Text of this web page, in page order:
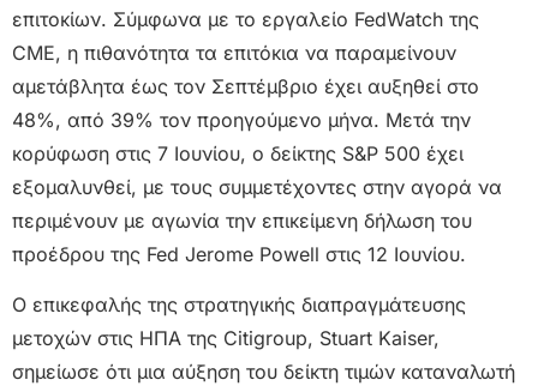
επιτοκίων. Σύμφωνα με το εργαλείο FedWatch της
CME, η πιθανότητα τα επιτόκια να παραμείνουν
αμετάβλητα έως τον Σεπτέμβριο έχει αυξηθεί στο
48%, από 39% τον προηγούμενο μήνα. Μετά την
κορύφωση στις 7 Ιουνίου, ο δείκτης S&P 500 έχει
εξομαλυνθεί, με τους συμμετέχοντες στην αγορά να
περιμένουν με αγωνία την επικείμενη δήλωση του
προέδρου της Fed Jerome Powell στις 12 Ιουνίου.
Ο επικεφαλής της στρατηγικής διαπραγμάτευσης
μετοχών στις ΗΠΑ της Citigroup, Stuart Kaiser,
σημείωσε ότι μια αύξηση του δείκτη τιμών καταναλωτή